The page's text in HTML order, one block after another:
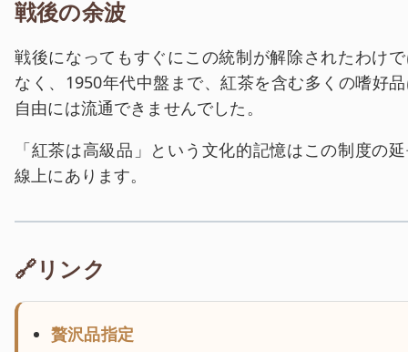
戦後の余波
戦後になってもすぐにこの統制が解除されたわけ
なく、1950年代中盤まで、紅茶を含む多くの嗜好
自由には流通できませんでした。
「紅茶は高級品」という文化的記憶はこの制度の
線上にあります。
🔗リンク
贅沢品指定